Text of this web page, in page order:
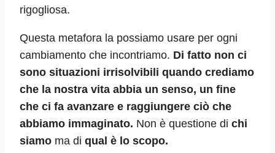
rigogliosa.
Questa metafora la possiamo usare per ogni
cambiamento che incontriamo. Di fatto non ci
sono situazioni irrisolvibili quando crediamo
che la nostra vita abbia un senso, un fine
che ci fa avanzare e raggiungere ciò che
abbiamo immaginato. Non è questione di chi
siamo ma di qual è lo scopo.